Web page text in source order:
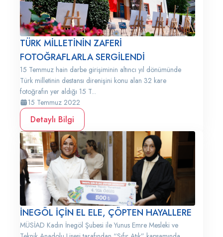
TÜRK MİLLETİNİN ZAFERİ
FOTOĞRAFLARLA SERGİLENDİ
15 Temmuz hain darbe girişiminin altıncı yıl dönümünde
Türk milletinin destansı direnişini konu alan 32 kare
fotoğrafın yer aldığı 15 T...
15 Temmuz 2022
Detaylı Bilgi
İNEGÖL İÇİN EL ELE, ÇÖPTEN HAYALLERE
MÜSİAD Kadın İnegöl Şubesi ile Yunus Emre Mesleki ve